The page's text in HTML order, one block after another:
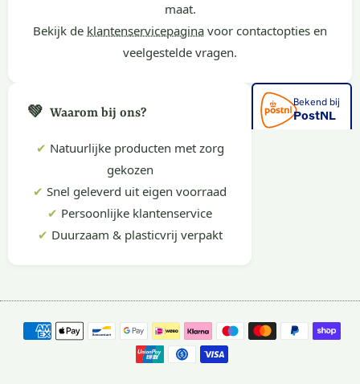
maat.
Bekijk de klantenservicepagina voor contactopties en
veelgestelde vragen.
💚 Waarom bij ons?
✔ Natuurlijke producten met zorg
gekozen
✔ Snel geleverd uit eigen voorraad
✔ Persoonlijke klantenservice
✔ Duurzaam & plasticvrij verpakt